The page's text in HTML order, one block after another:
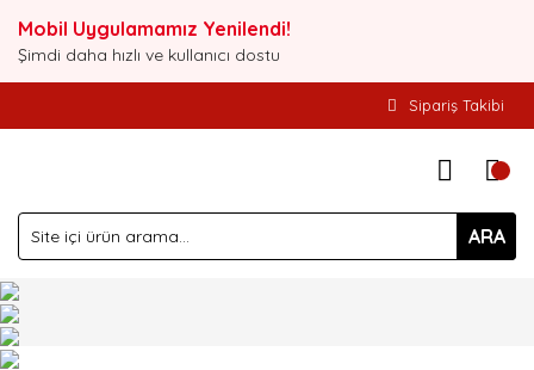
Mobil Uygulamamız Yenilendi!
Şimdi daha hızlı ve kullanıcı dostu
Sipariş Takibi
ARA